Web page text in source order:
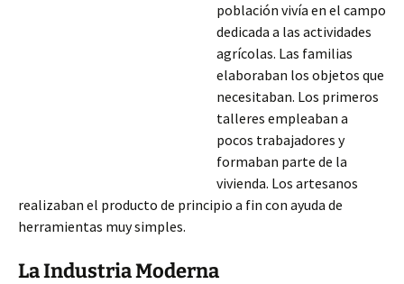
población vivía en el campo
dedicada a las actividades
agrícolas. Las familias
elaboraban los objetos que
necesitaban. Los primeros
talleres empleaban a
pocos trabajadores y
formaban parte de la
vivienda. Los artesanos
realizaban el producto de principio a fin con ayuda de
herramientas muy simples.
La Industria Moderna